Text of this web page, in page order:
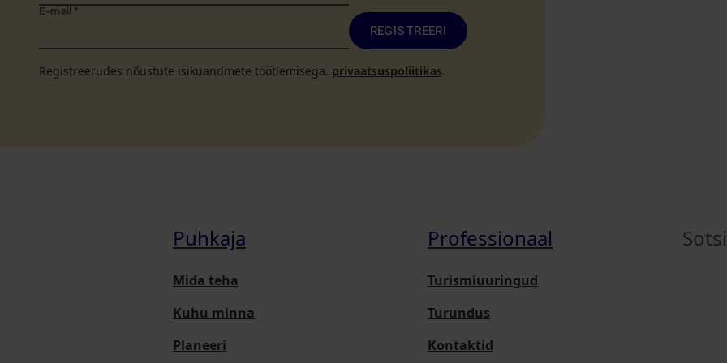
E-mail *
REGISTREERI
Registreerudes nõustute isikuandmete töötlemisega. privaatsuspoliitikas.
Puhkaja
Mida teha
Kuhu minna
Planeeri
Professionaal
Turismiuuringud
Turundus
Kontaktid